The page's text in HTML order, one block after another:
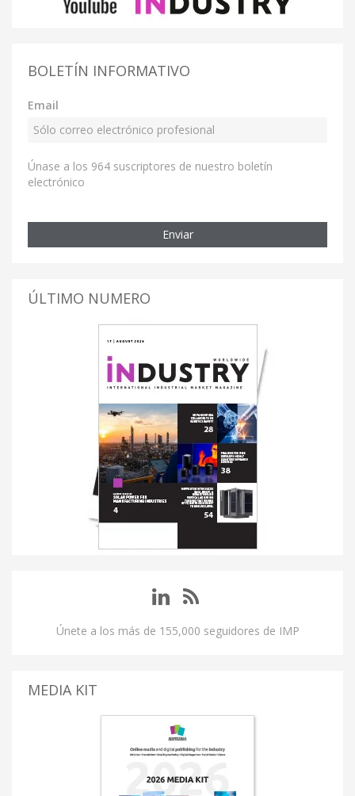
BOLETÍN INFORMATIVO
Email
Únase a los 964 suscriptores de nuestro boletín
electrónico
Enviar
ÚLTIMO NUMERO
Únete a los más de 155,000 seguidores de IMP
MEDIA KIT